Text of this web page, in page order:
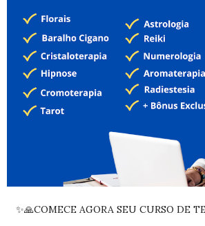
✨🙏COMECE AGORA SEU CURSO DE